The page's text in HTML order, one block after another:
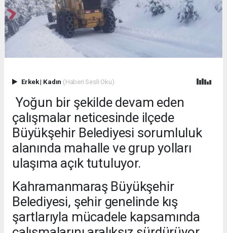
Erkek| Kadın (Haberi Sesli Oku)
Yoğun bir şekilde devam eden
çalışmalar neticesinde ilçede
Büyükşehir Belediyesi sorumluluk
alanında mahalle ve grup yolları
ulaşıma açık tutuluyor.
Kahramanmaraş Büyükşehir
Belediyesi, şehir genelinde kış
şartlarıyla mücadele kapsamında